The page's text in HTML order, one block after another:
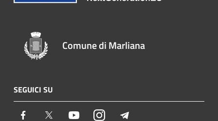
Comune di Marliana
SEGUICI SU
Facebook Twitter YoutubeInstagram